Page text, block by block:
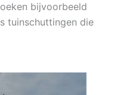
bijvoorbeeld
tuinschuttingen die